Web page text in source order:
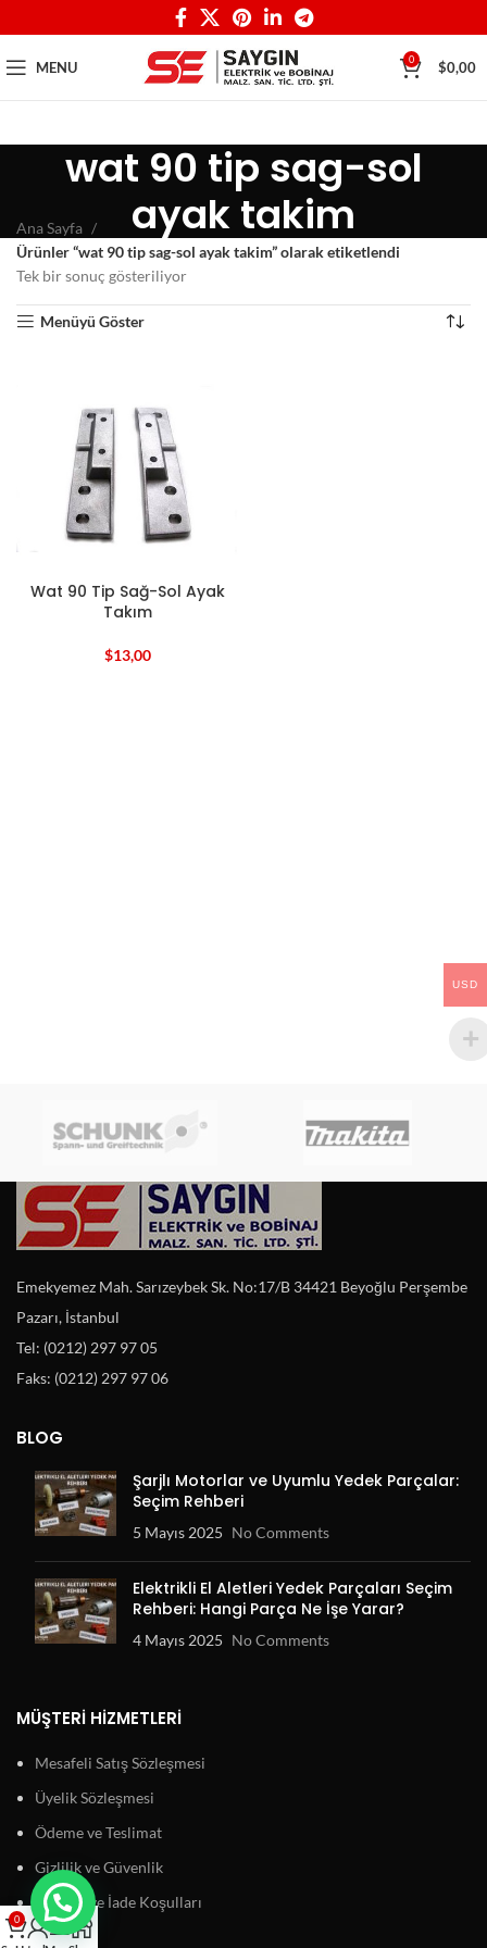
MENU 0 $0,00
wat 90 tip sag-sol
ayak takim
Ana Sayfa
Ürünler “wat 90 tip sag-sol ayak takim” olarak etiketlendi
Tek bir sonuç gösteriliyor
Menüyü Göster
Wat 90 Tip Sağ-Sol Ayak
Takım
$13,00
Emekyemez Mah. Sarızeybek Sk. No:17/B 34421 Beyoğlu Perşembe
Pazarı, İstanbul
Tel: (0212) 297 97 05
Faks: (0212) 297 97 06
BLOG
Şarjlı Motorlar ve Uyumlu Yedek Parçalar:
Seçim Rehberi
5 Mayıs 2025 No Comments
Elektrikli El Aletleri Yedek Parçaları Seçim
Rehberi: Hangi Parça Ne İşe Yarar?
4 Mayıs 2025 No Comments
MÜŞTERI HIZMETLERI
Mesafeli Satış Sözleşmesi
Üyelik Sözleşmesi
Ödeme ve Teslimat
Gizlilik ve Güvenlik
Garanti ve İade Koşulları
USD
0